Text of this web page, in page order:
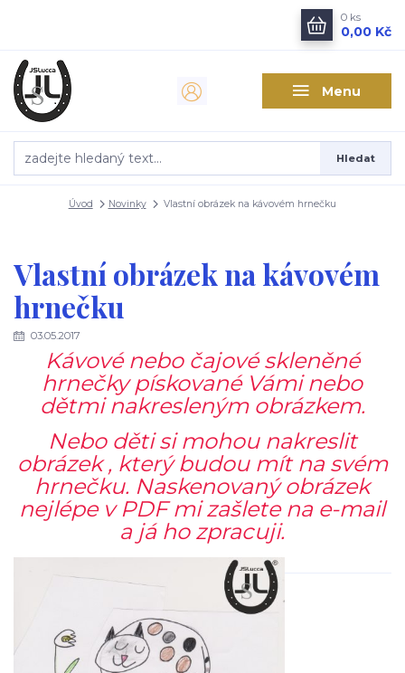
Menu
Hledat
0 ks
0,00 Kč
Úvod Novinky Vlastní obrázek na kávovém hrnečku
Vlastní obrázek na kávovém
hrnečku
03.05.2017
Kávové nebo čajové skleněné
hrnečky pískované Vámi nebo
dětmi nakresleným obrázkem.
Nebo děti si mohou nakreslit
obrázek , který budou mít na svém
hrnečku. Naskenovaný obrázek
nejlépe v PDF mi zašlete na e-mail
a já ho zpracuji.